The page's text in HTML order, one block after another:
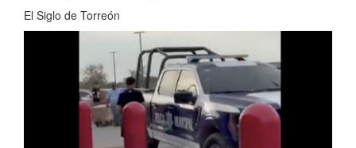
El Siglo de Torreón